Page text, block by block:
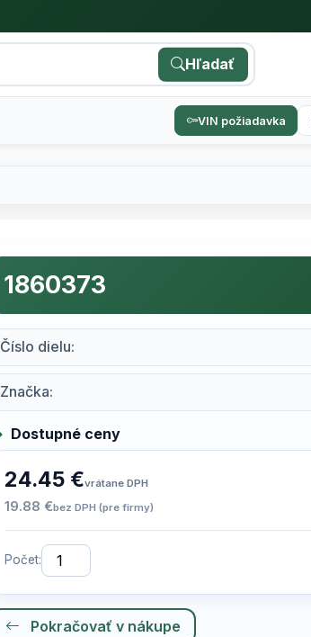
Hľadať
VIN požiadavka
1860373
Číslo dielu:
Značka:
Dostupné ceny
24.45 €vrátane DPH
19.88 €bez DPH (pre firmy)
Počet:
Pokračovať v nákupe